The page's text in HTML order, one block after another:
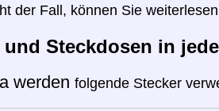
der Fall, können Sie
und Steckdosen in
werden folgende Stecker